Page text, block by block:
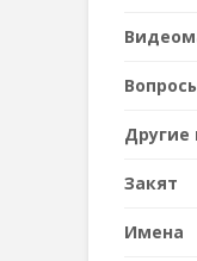
Другие
Закят
Имена